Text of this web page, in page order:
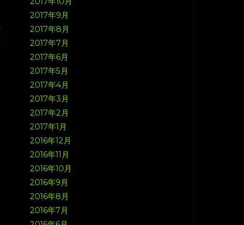
2017年9月
2017年8月
2017年7月
2017年6月
2017年5月
2017年4月
2017年3月
2017年2月
2017年1月
2016年12月
2016年11月
2016年10月
2016年9月
2016年8月
2016年7月